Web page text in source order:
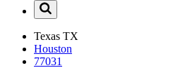
Texas TX
Houston
77031